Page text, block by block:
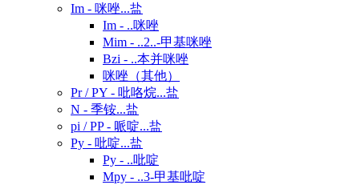
Im - 咪唑...盐
Im - ..咪唑
Mim - ..2..-甲基咪唑
Bzi - ..本并咪唑
咪唑（其他）
Pr / PY - 吡咯烷...盐
N - 季铵...盐
pi / PP - 哌啶...盐
Py - 吡啶...盐
Py - ..吡啶
Mpy - ..3-甲基吡啶